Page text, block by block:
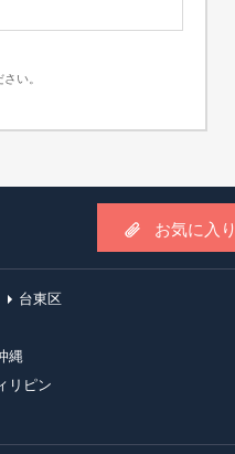
録いただく場合がござ
は利用いたしません。
必要がある場合
いる場合があります。
。
クッキー情報等の広告
い。
お気に入り
台東区
縄
リピン